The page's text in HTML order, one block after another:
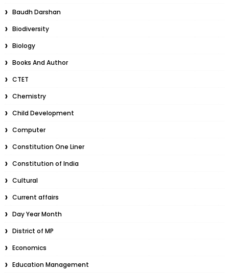
Baudh Darshan
Biodiversity
Biology
Books And Author
CTET
Chemistry
Child Development
Computer
Constitution One Liner
Constitution of India
Cultural
Current affairs
Day Year Month
District of MP
Economics
Education Management